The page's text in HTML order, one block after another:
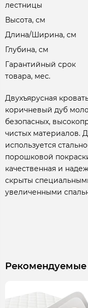
лестницы
Высота, см
Длина/Ширина, см
Глубина, см
Гарантийный срок
товара, мес.
Двухъярусная
коричневый дуб
безопасных,
чистых материалов.
используется
порошковой
качественная и
скрыты
увеличенными
Рекомендуемые